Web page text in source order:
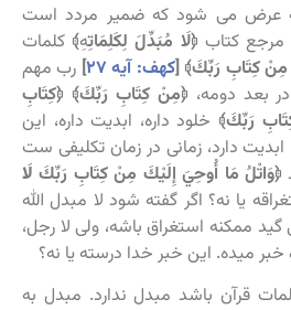
که عرض می شود که ضمیر مردد است
کتاب ﴿لَا مُبَدِّلَ لِكَلِمَاتِهِ﴾ کلمات
مِنْ كِتَابِ رَبِّكَ﴾ [کهف: آیه ۲۷ ] رب مهم
بعد دومه، ﴿مِنْ كِتَابِ رَبِّكَ﴾ ﴿كِتَابِ
رَبِّكَ﴾ خلود داره، ابدیت داره، این
ابدیت دارد، زمانی در زمان تکلیفی ست
﴿وَاتْلُ مَا أُوحِيَ إِلَيْكَ مِنْ كِتَابِ رَبِّكَ لَا
یا نه؟ اگر گفته شود لا مبدل الله
ممکنه استغراق باشه، ولی لا رجل،
خبر میده. این خبر خدا درسته یا نه؟
قرآن باشد مبدل ندارد. مبدل به